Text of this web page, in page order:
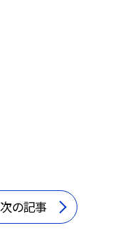
次の記事